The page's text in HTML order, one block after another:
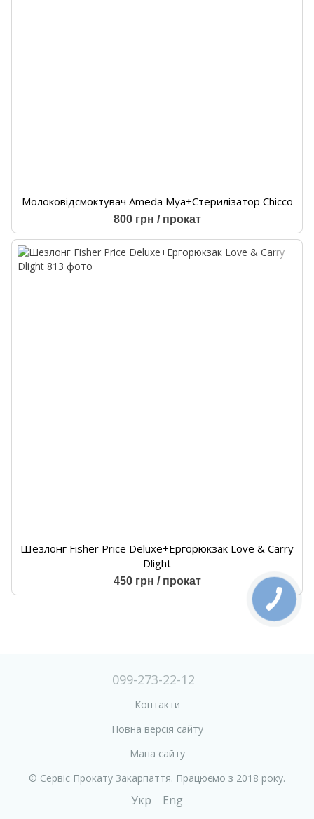
Молоковідсмоктувач Ameda Mya+Стерилізатор Chicco
800 грн / прокат
Шезлонг Fisher Price Deluxe+Ергорюкзак Love & Carry
Dlight
450 грн / прокат
099-273-22-12
Контакти
Повна версія сайту
Мапа сайту
© Сервіс Прокату Закарпаття. Працюємо з 2018 року.
Укр Eng